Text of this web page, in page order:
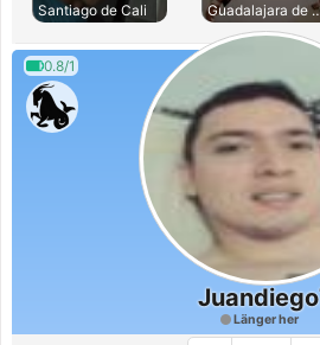
Santiago de Cali
0.8/1
Länger her